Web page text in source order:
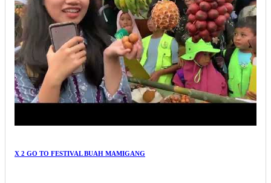
X 2 GO TO FESTIVAL BUAH MAMIGANG